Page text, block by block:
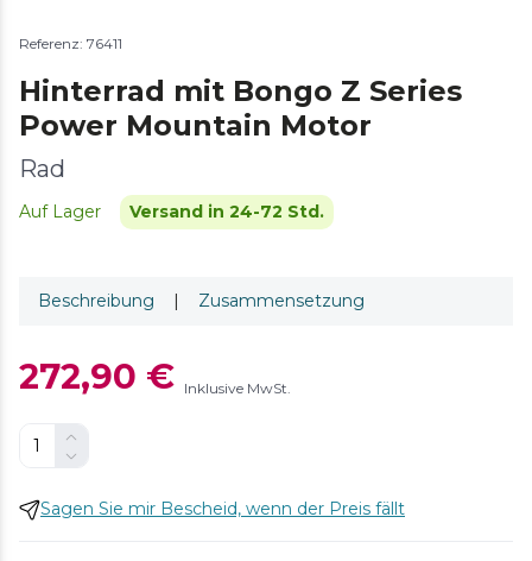
Referenz: 76411
Hinterrad mit Bongo Z Series
Power Mountain Motor
Rad
Auf Lager Versand in 24-72 Std.
Beschreibung | Zusammensetzung
272,90 € Inklusive MwSt.
Sagen Sie mir Bescheid, wenn der Preis fällt